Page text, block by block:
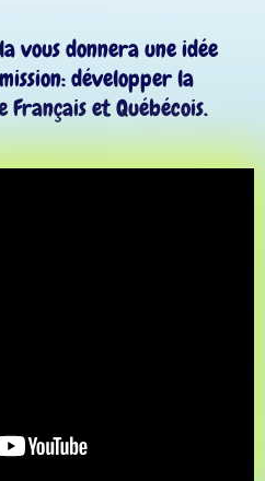
vous donnera une idée
développer la
et Québécois.